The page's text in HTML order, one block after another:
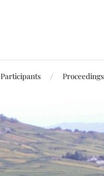
Participants Proceedings